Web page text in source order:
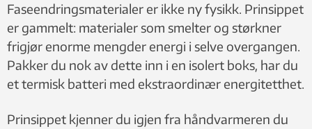
Faseendringsmaterialer er ikke ny fysikk. Prinsippet
er gammelt: materialer som smelter og størkner
frigjør enorme mengder energi i selve overgangen.
Pakker du nok av dette inn i en isolert boks, har du
et termisk batteri med ekstraordinær energitetthet.
Prinsippet kjenner du igjen fra håndvarmeren du